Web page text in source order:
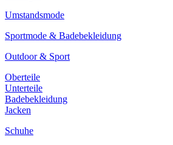
Umstandsmode
Sportmode & Badebekleidung
Outdoor & Sport
Oberteile
Unterteile
Badebekleidung
Jacken
Schuhe